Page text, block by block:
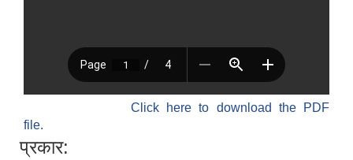
Click here to download the PDF
file.
प्रकार: